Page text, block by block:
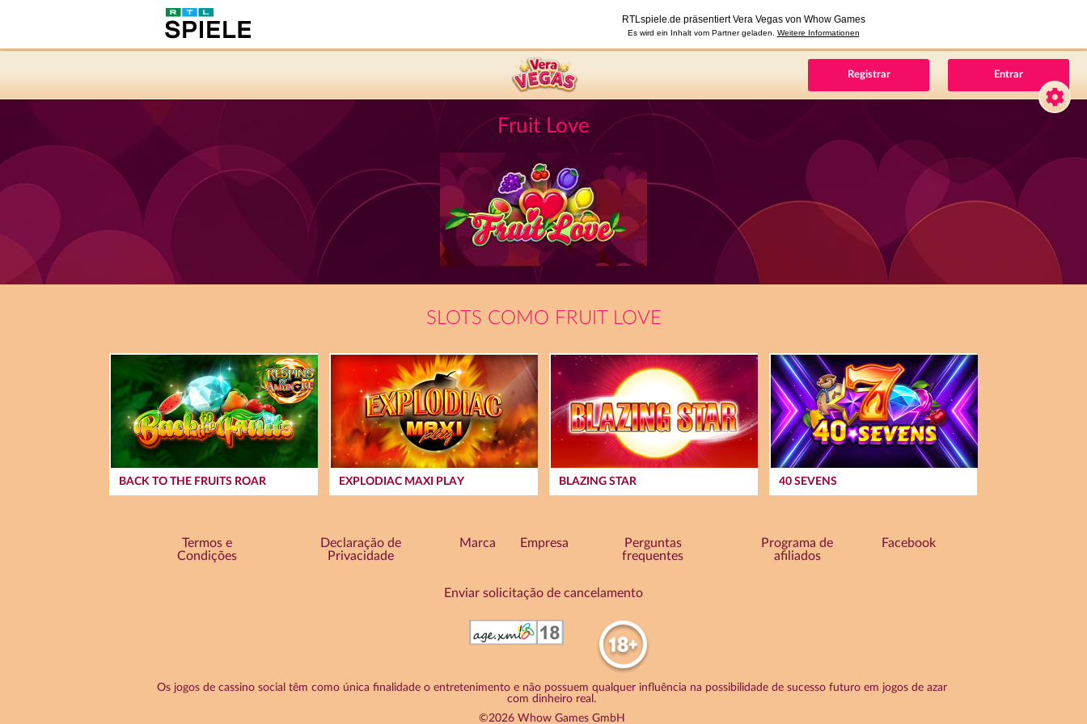
Registrar Entrar
Fruit Love
SLOTS COMO FRUIT LOVE
BACK TO THE FRUITS ROAR EXPLODIAC MAXI PLAY BLAZING STAR 40 SEVENS
Termos e
Condições
Declaração de
Privacidade
Marca Empresa
Perguntas
frequentes
Programa de
afiliados
Facebook
Enviar solicitação de cancelamento
Os jogos de cassino social têm como única finalidade o entretenimento e não possuem qualquer influência na possibilidade de sucesso futuro em jogos de azar
com dinheiro real.
©2026 Whow Games GmbH